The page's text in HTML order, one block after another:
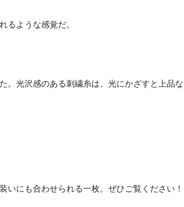
るような感覚だ。
。 光沢感のある刺繍糸は、光にかざすと上品な
いにも合わせられる一枚。 ぜひご覧ください！